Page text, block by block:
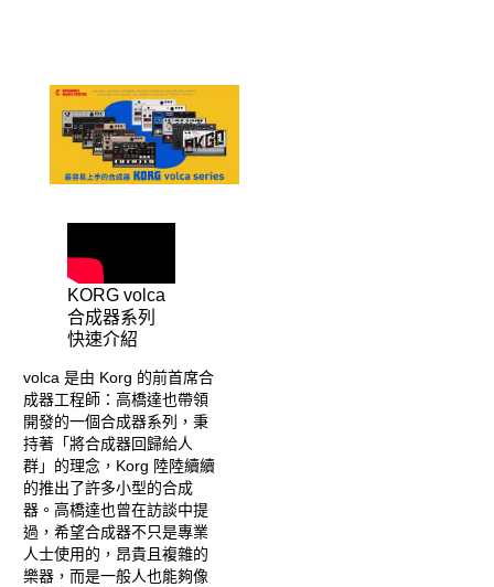
KORG volca
合成器系列
快速介紹
volca 是由 Korg 的前首席合
成器工程師：高橋達也帶領
開發的一個合成器系列，秉
持著「將合成器回歸給人
群」的理念，Korg 陸陸續續
的推出了許多小型的合成
器。高橋達也曾在訪談中提
過，希望合成器不只是專業
人士使用的，昂貴且複雜的
樂器，而是一般人也能夠像